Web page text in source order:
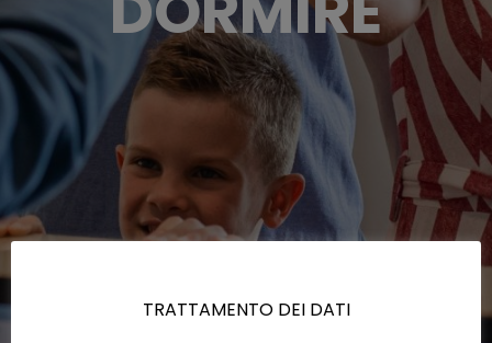
TRATTAMENTO DEI DATI